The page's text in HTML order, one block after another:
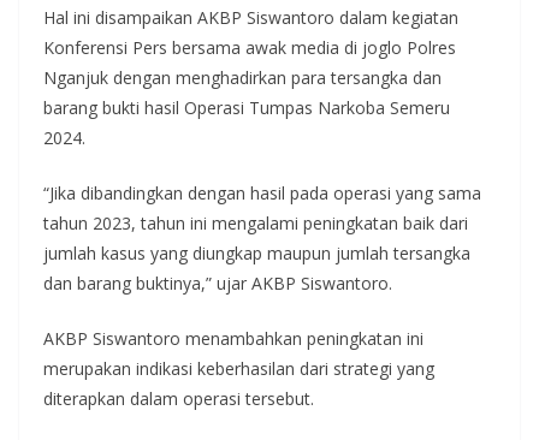
Hal ini disampaikan AKBP Siswantoro dalam kegiatan
Konferensi Pers bersama awak media di joglo Polres
Nganjuk dengan menghadirkan para tersangka dan
barang bukti hasil Operasi Tumpas Narkoba Semeru
2024.
“Jika dibandingkan dengan hasil pada operasi yang sama
tahun 2023, tahun ini mengalami peningkatan baik dari
jumlah kasus yang diungkap maupun jumlah tersangka
dan barang buktinya,” ujar AKBP Siswantoro.
AKBP Siswantoro menambahkan peningkatan ini
merupakan indikasi keberhasilan dari strategi yang
diterapkan dalam operasi tersebut.